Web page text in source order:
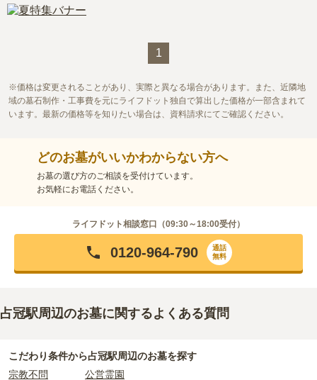
すめです。 占冠村はトマムリゾートがあり、お参りと観光を両
立することができます。
口コミ評価
1
価格は変更されることがあり、実際と異なる場合があります。また、近隣地
域の墓石制作・工事費を元にライフドット独自で算出した価格が一部含まれて
います。最新の価格等を知りたい場合は、資料請求にてご確認ください。
どのお墓がいいかわからない方へ
お墓の選び方のご相談を受付けています。
お気軽にお電話ください。
ライフドット相談窓口（09:30～18:00受付）
0120-964-790
通話
無料
占冠駅周辺のお墓に関するよくある質問
こだわり条件から占冠駅周辺のお墓を探す
宗教不問
公営霊園